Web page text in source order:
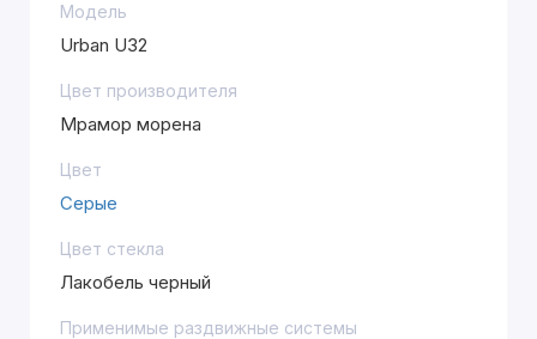
Модель
Urban U32
Цвет производителя
Мрамор морена
Цвет
Серые
Цвет стекла
Лакобель черный
Применимые раздвижные системы